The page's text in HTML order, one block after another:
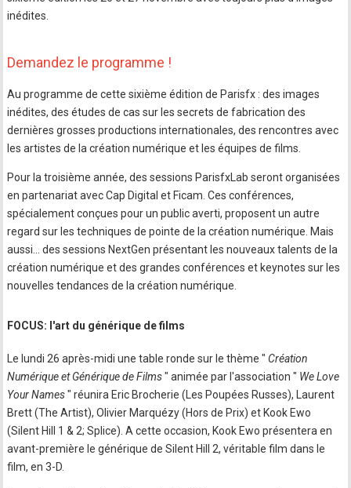
inédites.
Demandez le programme !
Au programme de cette sixième édition de Parisfx : des images
inédites, des études de cas sur les secrets de fabrication des
dernières grosses productions internationales, des rencontres avec
les artistes de la création numérique et les équipes de films.
Pour la troisième année, des sessions ParisfxLab seront organisées
en partenariat avec Cap Digital et Ficam. Ces conférences,
spécialement conçues pour un public averti, proposent un autre
regard sur les techniques de pointe de la création numérique. Mais
aussi… des sessions NextGen présentant les nouveaux talents de la
création numérique et des grandes conférences et keynotes sur les
nouvelles tendances de la création numérique.
FOCUS: l'art du générique de films
Le lundi 26 après-midi une table ronde sur le thème " Création
Numérique et Générique de Films" animée par l'association " We Love
Your Names" réunira Eric Brocherie (Les Poupées Russes), Laurent
Brett (The Artist), Olivier Marquézy (Hors de Prix) et Kook Ewo
(Silent Hill 1 & 2; Splice). A cette occasion, Kook Ewo présentera en
avant-première le générique de Silent Hill 2, véritable film dans le
film, en 3-D.